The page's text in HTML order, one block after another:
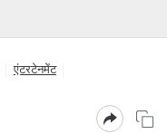
एंटरटेनमेंट